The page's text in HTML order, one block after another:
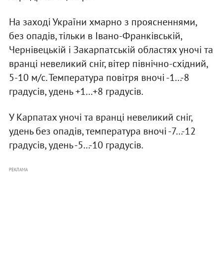
На заході України хмарно з проясненнями,
без опадів, тільки в Івано-Франківській,
Чернівецькій і Закарпатській областях уночі та
вранці невеликий сніг, вітер північно-східний,
5-10 м/с. Температура повітря вночі -1...-8
градусів, удень +1...+8 градусів.
У Карпатах уночі та вранці невеликий сніг,
удень без опадів, температура вночі -7...-12
градусів, удень -5...-10 градусів.
РЕКЛАМА